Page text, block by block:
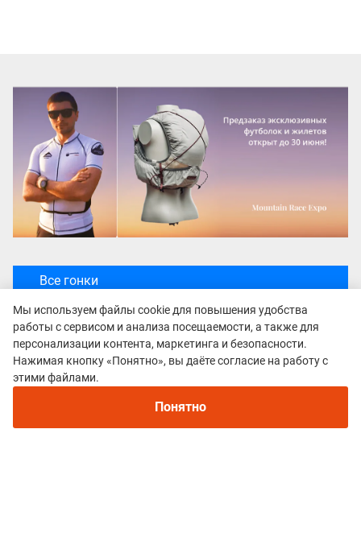
Все гонки
Мы используем файлы cookie для повышения удобства
работы с сервисом и анализа посещаемости, а также для
персонализации контента, маркетинга и безопасности.
Нажимая кнопку «Понятно», вы даёте согласие на работу с
этими файлами.
Понятно